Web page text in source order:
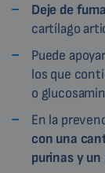
Deje de
cartílago
Puede
los que
o
En la
con una
purinas y